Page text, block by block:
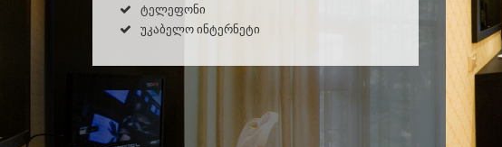
ტელეფონი
უკაბელო ინტერნეტი